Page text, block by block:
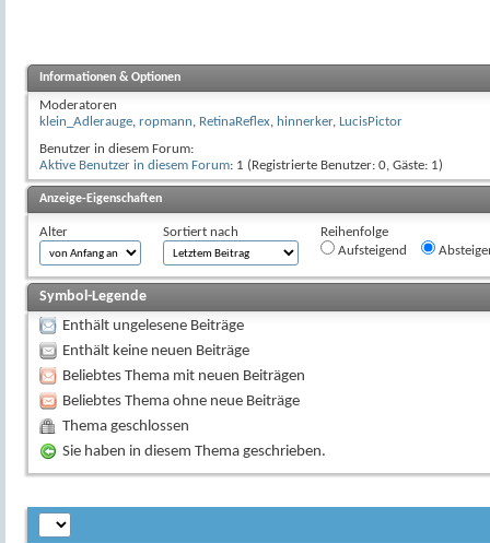
Informationen & Optionen
Moderatoren
klein_Adlerauge, ropmann, RetinaReflex, hinnerker, LucisPictor
Benutzer in diesem Forum:
Aktive Benutzer in diesem Forum: 1 (Registrierte Benutzer: 0, Gäste: 1)
Anzeige-Eigenschaften
Alter Sortiert nach
Reihenfolge
Aufsteigend
Symbol-Legende
Enthält ungelesene Beiträge
Enthält keine neuen Beiträge
Beliebtes Thema mit neuen Beiträgen
Beliebtes Thema ohne neue Beiträge
Thema geschlossen
Sie haben in diesem Thema geschrieben.